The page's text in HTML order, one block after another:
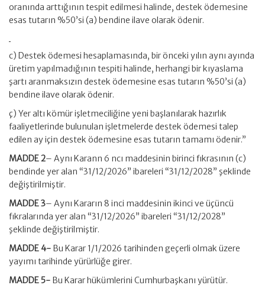
oranında arttığının tespit edilmesi halinde, destek ödemesine
esas tutarın %50’si (a) bendine ilave olarak ödenir.
c) Destek ödemesi hesaplamasında, bir önceki yılın aynı ayında
üretim yapılmadığının tespiti halinde, herhangi bir kıyaslama
şartı aranmaksızın destek ödemesine esas tutarın %50’si (a)
bendine ilave olarak ödenir.
ç) Yer altı kömür işletmeciliğine yeni başlanılarak hazırlık
faaliyetlerinde bulunulan işletmelerde destek ödemesi talep
edilen ay için destek ödemesine esas tutarın tamamı ödenir.”
MADDE 2– Aynı Karann 6 ncı maddesinin birinci fıkrasının (c)
bendinde yer alan “31/12/2026” ibareleri “31/12/2028” şeklinde
değiştirilmiştir.
MADDE 3– Aynı Kararın 8 inci maddesinin ikinci ve üçüncü
fıkralarında yer alan “31/12/2026” ibareleri “31/12/2028”
şeklinde değiştirilmiştir.
MADDE 4- Bu Karar 1/1/2026 tarihinden geçerli olmak üzere
yayımı tarihinde yürürlüğe girer.
MADDE 5- Bu Karar hükümlerini Cumhurbaşkanı yürütür.